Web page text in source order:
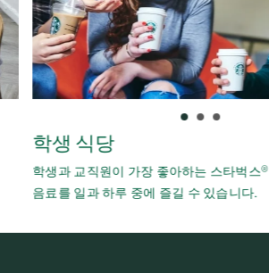
학생 식당
학생과 교직원이 가장 좋아하는 스타벅스®
음료를 일과 하루 중에 즐길 수 있습니다.